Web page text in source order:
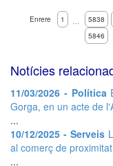
Enrere 1 … 5838
5846
Notícies
11/03/2026 - Política
Gorga, en un acte de
...
10/12/2025 - Serveis
al comerç de proximitat
...